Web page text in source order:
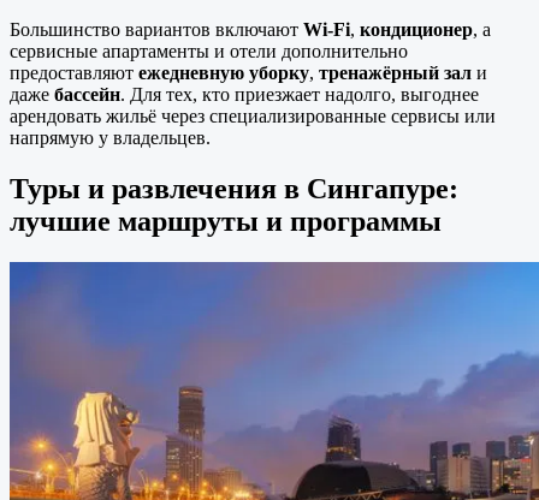
Большинство вариантов включают Wi-Fi, кондиционер, а
сервисные апартаменты и отели дополнительно
предоставляют ежедневную уборку, тренажёрный зал и
даже бассейн. Для тех, кто приезжает надолго, выгоднее
арендовать жильё через специализированные сервисы или
напрямую у владельцев.
Туры и развлечения в Сингапуре:
лучшие маршруты и программы